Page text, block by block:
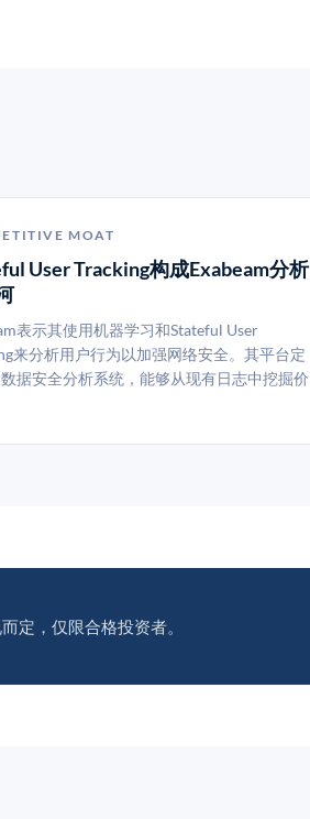
MOAT
User Tracking构成Exabeam分析
表示其使用机器学习和Stateful User
来分析用户行为以加强网络安全。其平台定
据安全分析系统，能够从现有日志中挖掘价
定，仅限合格投资者。